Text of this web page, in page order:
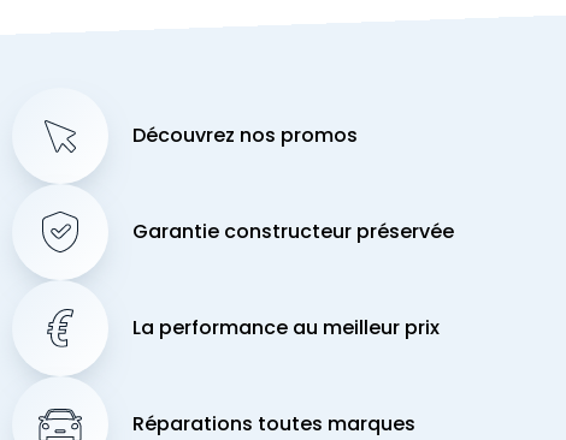
Découvrez nos promos
Garantie constructeur préservée
La performance au meilleur prix
Réparations toutes marques